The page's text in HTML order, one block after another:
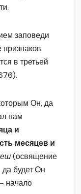
заповеди
в третьей
Он, да
нам
и
месяцев и
(освящение
будет Он
начало